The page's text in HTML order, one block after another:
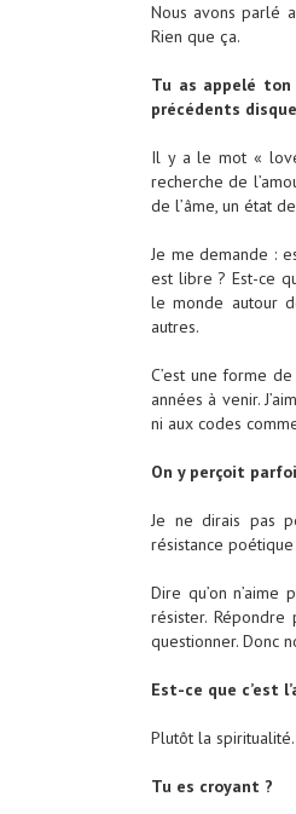
Nous avons parlé
Rien que ça.
Tu as appelé
précédents
Il y a le mot «
recherche de
de l’âme, un état
Je me demande :
est libre ? Est-ce
le monde autour
autres.
C’est une forme
années à venir.
ni aux codes
On y perçoit
Je ne dirais pas
résistance
Dire qu’on
résister.
questionner. Donc
Est-ce que c’est
Plutôt la spiritualité.
Tu es croyant ?